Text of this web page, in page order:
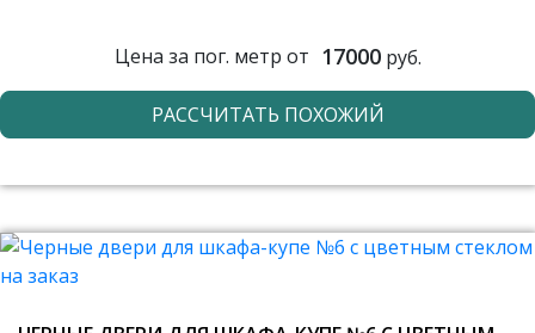
Цена за пог. метр от 17000руб.
РАССЧИТАТЬ ПОХОЖИЙ